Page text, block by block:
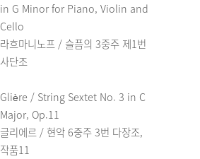
in G Minor for Piano, Violin and
Cello
라흐마니노프 / 슬픔의 3중주 제1번
사단조
Glière / String Sextet No. 3 in C
Major, Op.11
글리에르 / 현악 6중주 3번 다장조,
작품11